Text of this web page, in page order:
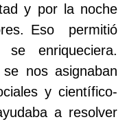
y por la noche
Eso permitió
enriqueciera.
nos asignaban
y científico-
a resolver